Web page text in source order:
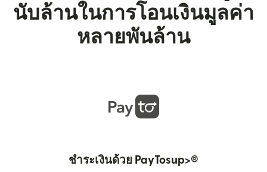
นับล้านในการโอนเงินมูลค่า
หลายพันล้าน
ชำระเงินด้วย PayTosup>®